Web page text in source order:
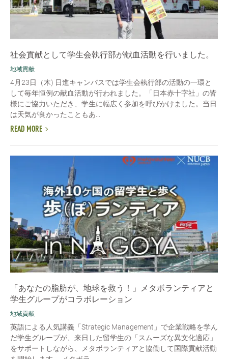
社会貢献として学生会執行部が献血活動を行いました。
地域貢献
4月23日（木) 日進キャンパスでは学生会執行部の活動の一環と
して毎年恒例の献血活動が行われました。「日本赤十字社」の皆
様にご協力いただき、学生に幅広く参加を呼びかけました。当日
は天気が良かったこともあ...
READ MORE
「あなたの脂肪が、地球を救う！」メタボランティアと
学生グループがコラボレーション
地域貢献
英語による人気講義「Strategic Management」で企業戦略を学ん
だ学生グループが、来日した留学生の「スムーズな異文化適応」
をサポートしながら、メタボランティアと協働して国際貢献活動